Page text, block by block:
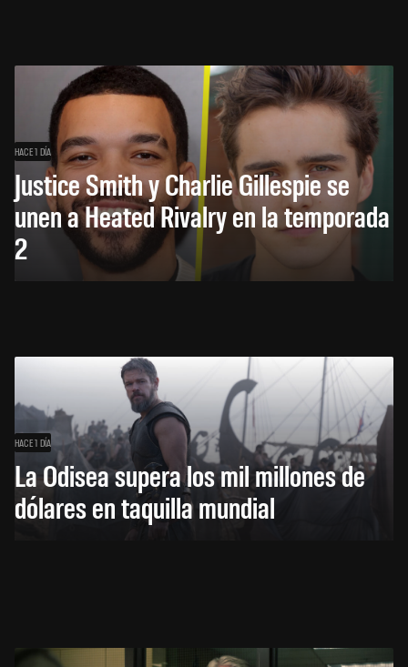
HACE 1 DÍA
Justice Smith y Charlie Gillespie se
unen a Heated Rivalry en la temporada
2
HACE 1 DÍA
La Odisea supera los mil millones de
dólares en taquilla mundial